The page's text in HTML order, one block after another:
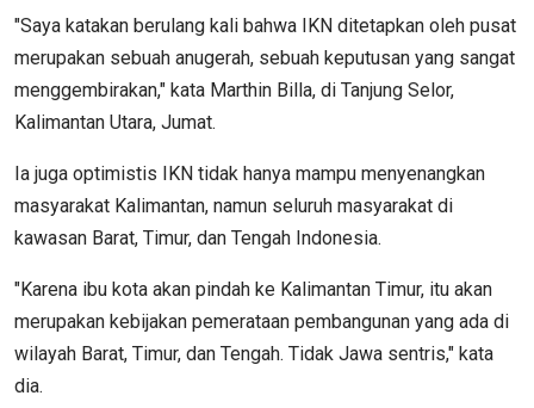
"Saya katakan berulang kali bahwa IKN ditetapkan oleh pusat
merupakan sebuah anugerah, sebuah keputusan yang sangat
menggembirakan," kata Marthin Billa, di Tanjung Selor,
Kalimantan Utara, Jumat.
Ia juga optimistis IKN tidak hanya mampu menyenangkan
masyarakat Kalimantan, namun seluruh masyarakat di
kawasan Barat, Timur, dan Tengah Indonesia.
"Karena ibu kota akan pindah ke Kalimantan Timur, itu akan
merupakan kebijakan pemerataan pembangunan yang ada di
wilayah Barat, Timur, dan Tengah. Tidak Jawa sentris," kata
dia.